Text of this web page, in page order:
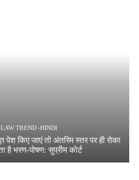
LAW TREND -HINDI
पेश किए जाएं तो अंतरिम स्तर पर ही रोका
है भरण-पोषण: सुप्रीम कोर्ट